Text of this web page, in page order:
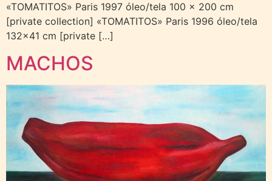
«TOMATITOS» Paris 1997 óleo/tela 100 x 200 cm
[private collection] «TOMATITOS» Paris 1996 óleo/tela
132×41 cm [private […]
MACHOS